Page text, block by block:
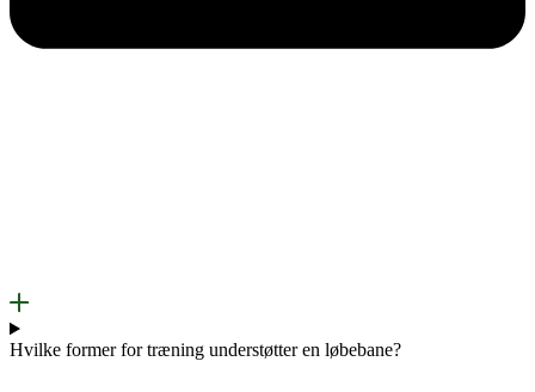
Hvilke former for træning understøtter en løbebane?